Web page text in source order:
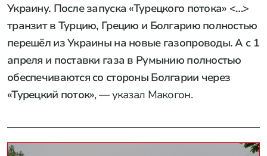
Украину. После запуска «Турецкого потока» <…>
транзит в Турцию, Грецию и Болгарию полноcтью
перешёл из Украины на новые газопроводы. А с 1
апреля и поставки газа в Румынию полностью
обеспечиваются cо стороны Болгарии через
«Турецкий поток», — указал Макогон.